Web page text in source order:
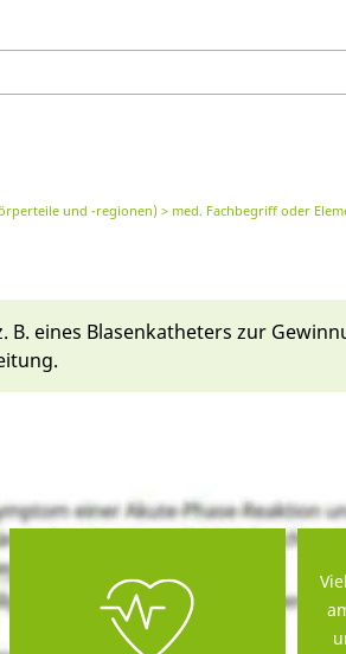
und -regionen) med. Fachbegriff oder
B. ei­nes Blasen­katheters zur